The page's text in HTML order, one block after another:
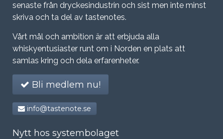
senaste från dryckesindustrin och sist men inte minst
skriva och ta del av tastenotes.
Vårt mål och ambition är att erbjuda alla
whiskyentusiaster runt om i Norden en plats att
samlas kring och dela erfarenheter.
Bli medlem nu!
info@tastenote.se
Nytt hos systembolaget